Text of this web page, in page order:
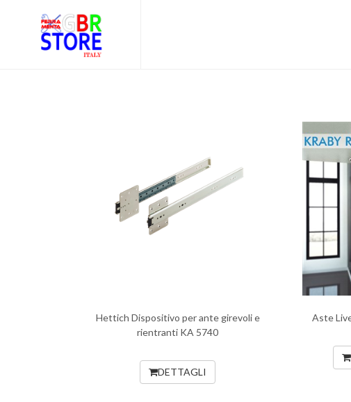
Hettich Dispositivo per ante girevoli e
rientranti KA 5740
DETTAGLI
Aste